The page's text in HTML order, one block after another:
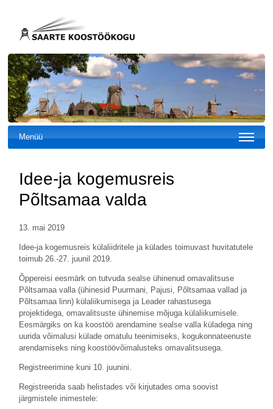
Menüü
Idee-ja kogemusreis
Põltsamaa valda
13. mai 2019
Idee-ja kogemusreis külaliidritele ja külades toimuvast huvitatutele
toimub 26.-27. juunil 2019.
Õppereisi eesmärk on tutvuda sealse ühinenud omavalitsuse
Põltsamaa valla (ühinesid Puurmani, Pajusi, Põltsamaa vallad ja
Põltsamaa linn) külaliikumisega ja Leader rahastusega
projektidega, omavalitsuste ühinemise mõjuga külaliikumisele.
Eesmärgiks on ka koostöö arendamine sealse valla küladega ning
uurida võimalusi külade omatulu teenimiseks, kogukonnateenuste
arendamiseks ning koostöövõimalusteks omavalitsusega.
Registreerimine kuni 10. juunini.
Registreerida saab helistades või kirjutades oma soovist
järgmistele inimestele: